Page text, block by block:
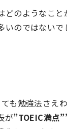
のようなこと
いのではない
も勉強法さえ
が”TOEIC満点